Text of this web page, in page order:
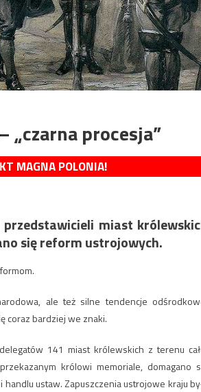
procesja”
MAGNA POLONIA!
miast
się reform ustrojowych.
ale też silne tendencje
coraz bardziej we znaki.
141 miast królewskich z terenu
królowi memoriale, domagano
ustaw. Zapuszczenia ustrojowe kraju